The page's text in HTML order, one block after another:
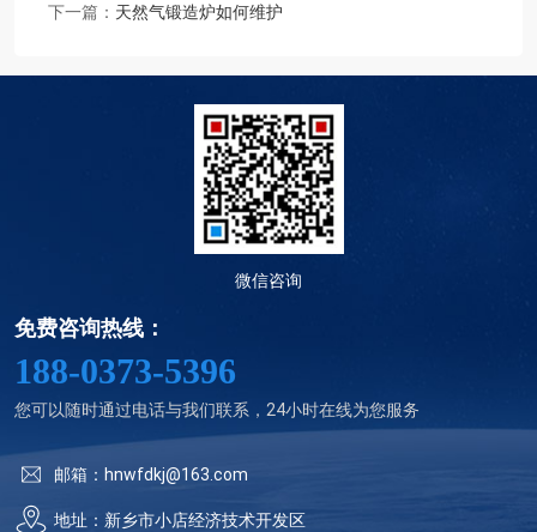
下一篇： 天然气锻造炉如何维护
微信咨询
免费咨询热线：
188-0373-5396
您可以随时通过电话与我们联系，24小时在线为您服务
邮箱：hnwfdkj@163.com
地址：新乡市小店经济技术开发区